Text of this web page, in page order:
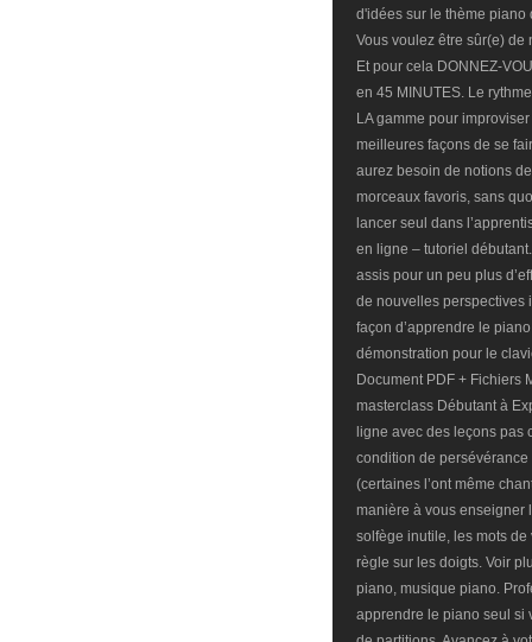
d'idées sur le thème piano
Vous voulez être sûr(e)
Et pour cela DONNEZ-
en 45 MINUTES. Le
LA gamme pour
meilleures façons de se
aurez besoin de notions
morceaux favoris, sans
lancer seul dans
en ligne – tutoriel
assis pour un peu plus
de nouvelles perspectives
façon d’apprendre le
démonstration pour le
Document PDF + Fichiers
masterclass Débutant à
ligne avec des leçons pas
condition de
(certaines l’ont même
manière à vous enseigner
solfège inutile, les mots
règle sur les doigts. Voir
piano, musique piano.
apprendre le piano seul si